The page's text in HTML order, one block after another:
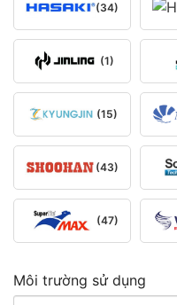
(34)
(1)
(15)
(43)
(47)
Môi trường sử dụng